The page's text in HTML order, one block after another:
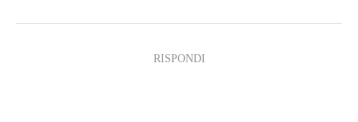
RISPONDI